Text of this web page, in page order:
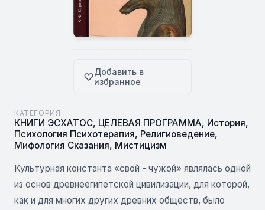
Добавить в
избранное
КАТЕГОРИЯ
КНИГИ ЭСХАТОС, ЦЕЛЕВАЯ ПРОГРАММА, История,
Психология Психотерапия, Религиоведение,
Мифология Сказания, Мистицизм
Культурная константа «свой - чужой» являлась одной
из основ древнеегипетской цивилизации, для которой,
как и для многих других древних обществ, было